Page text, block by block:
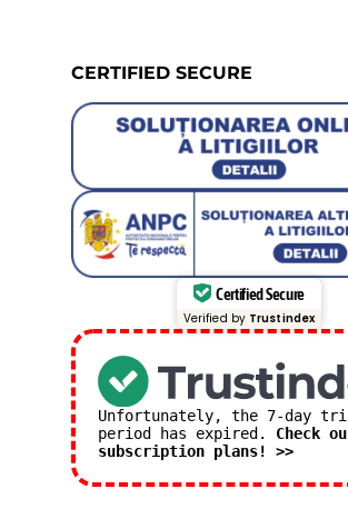
CERTIFIED SECURE
Certified Secure
Verified by Trustindex
Unfortunately, the 7-day
period has expired. Check
subscription plans! >>